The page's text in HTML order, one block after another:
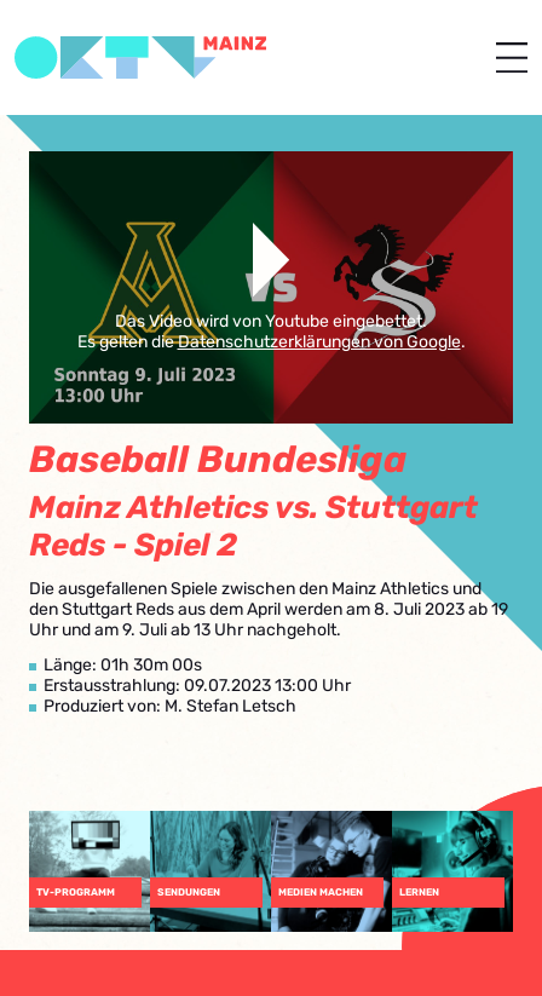
Das Video wird von Youtube eingebettet.
Es gelten dieDatenschutzerklärungen von Google.
Baseball Bundesliga
Mainz Athletics vs. Stuttgart
Reds - Spiel 2
Die ausgefallenen Spiele zwischen den Mainz Athletics und
den Stuttgart Reds aus dem April werden am 8. Juli 2023 ab 19
Uhr und am 9. Juli ab 13 Uhr nachgeholt.
Länge: 01h 30m 00s
Erstausstrahlung: 09.07.2023 13:00 Uhr
Produziert von: M. Stefan Letsch
TV-PROGRAMM SENDUNGEN MEDIEN MACHEN LERNEN